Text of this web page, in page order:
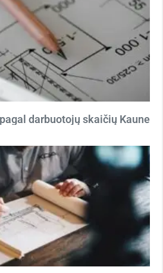
darbuotojų skaičių Kaune